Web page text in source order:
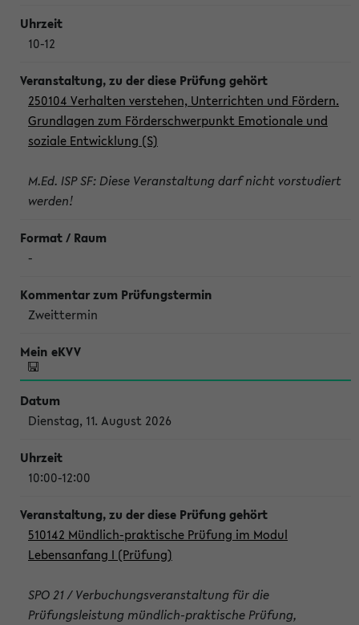
10-12
250104 Verhalten verstehen, Unterrichten und Fördern.
Grundlagen zum Förderschwerpunkt Emotionale und
soziale Entwicklung (S)
M.Ed. ISP SF: Diese Veranstaltung darf nicht vorstudiert
werden!
-
Zweittermin
Dienstag, 11. August 2026
10:00-12:00
510142 Mündlich-praktische Prüfung im Modul
Lebensanfang I (Prüfung)
SPO 21 / Verbuchungsveranstaltung für die
Prüfungsleistung mündlich-praktische Prüfung,